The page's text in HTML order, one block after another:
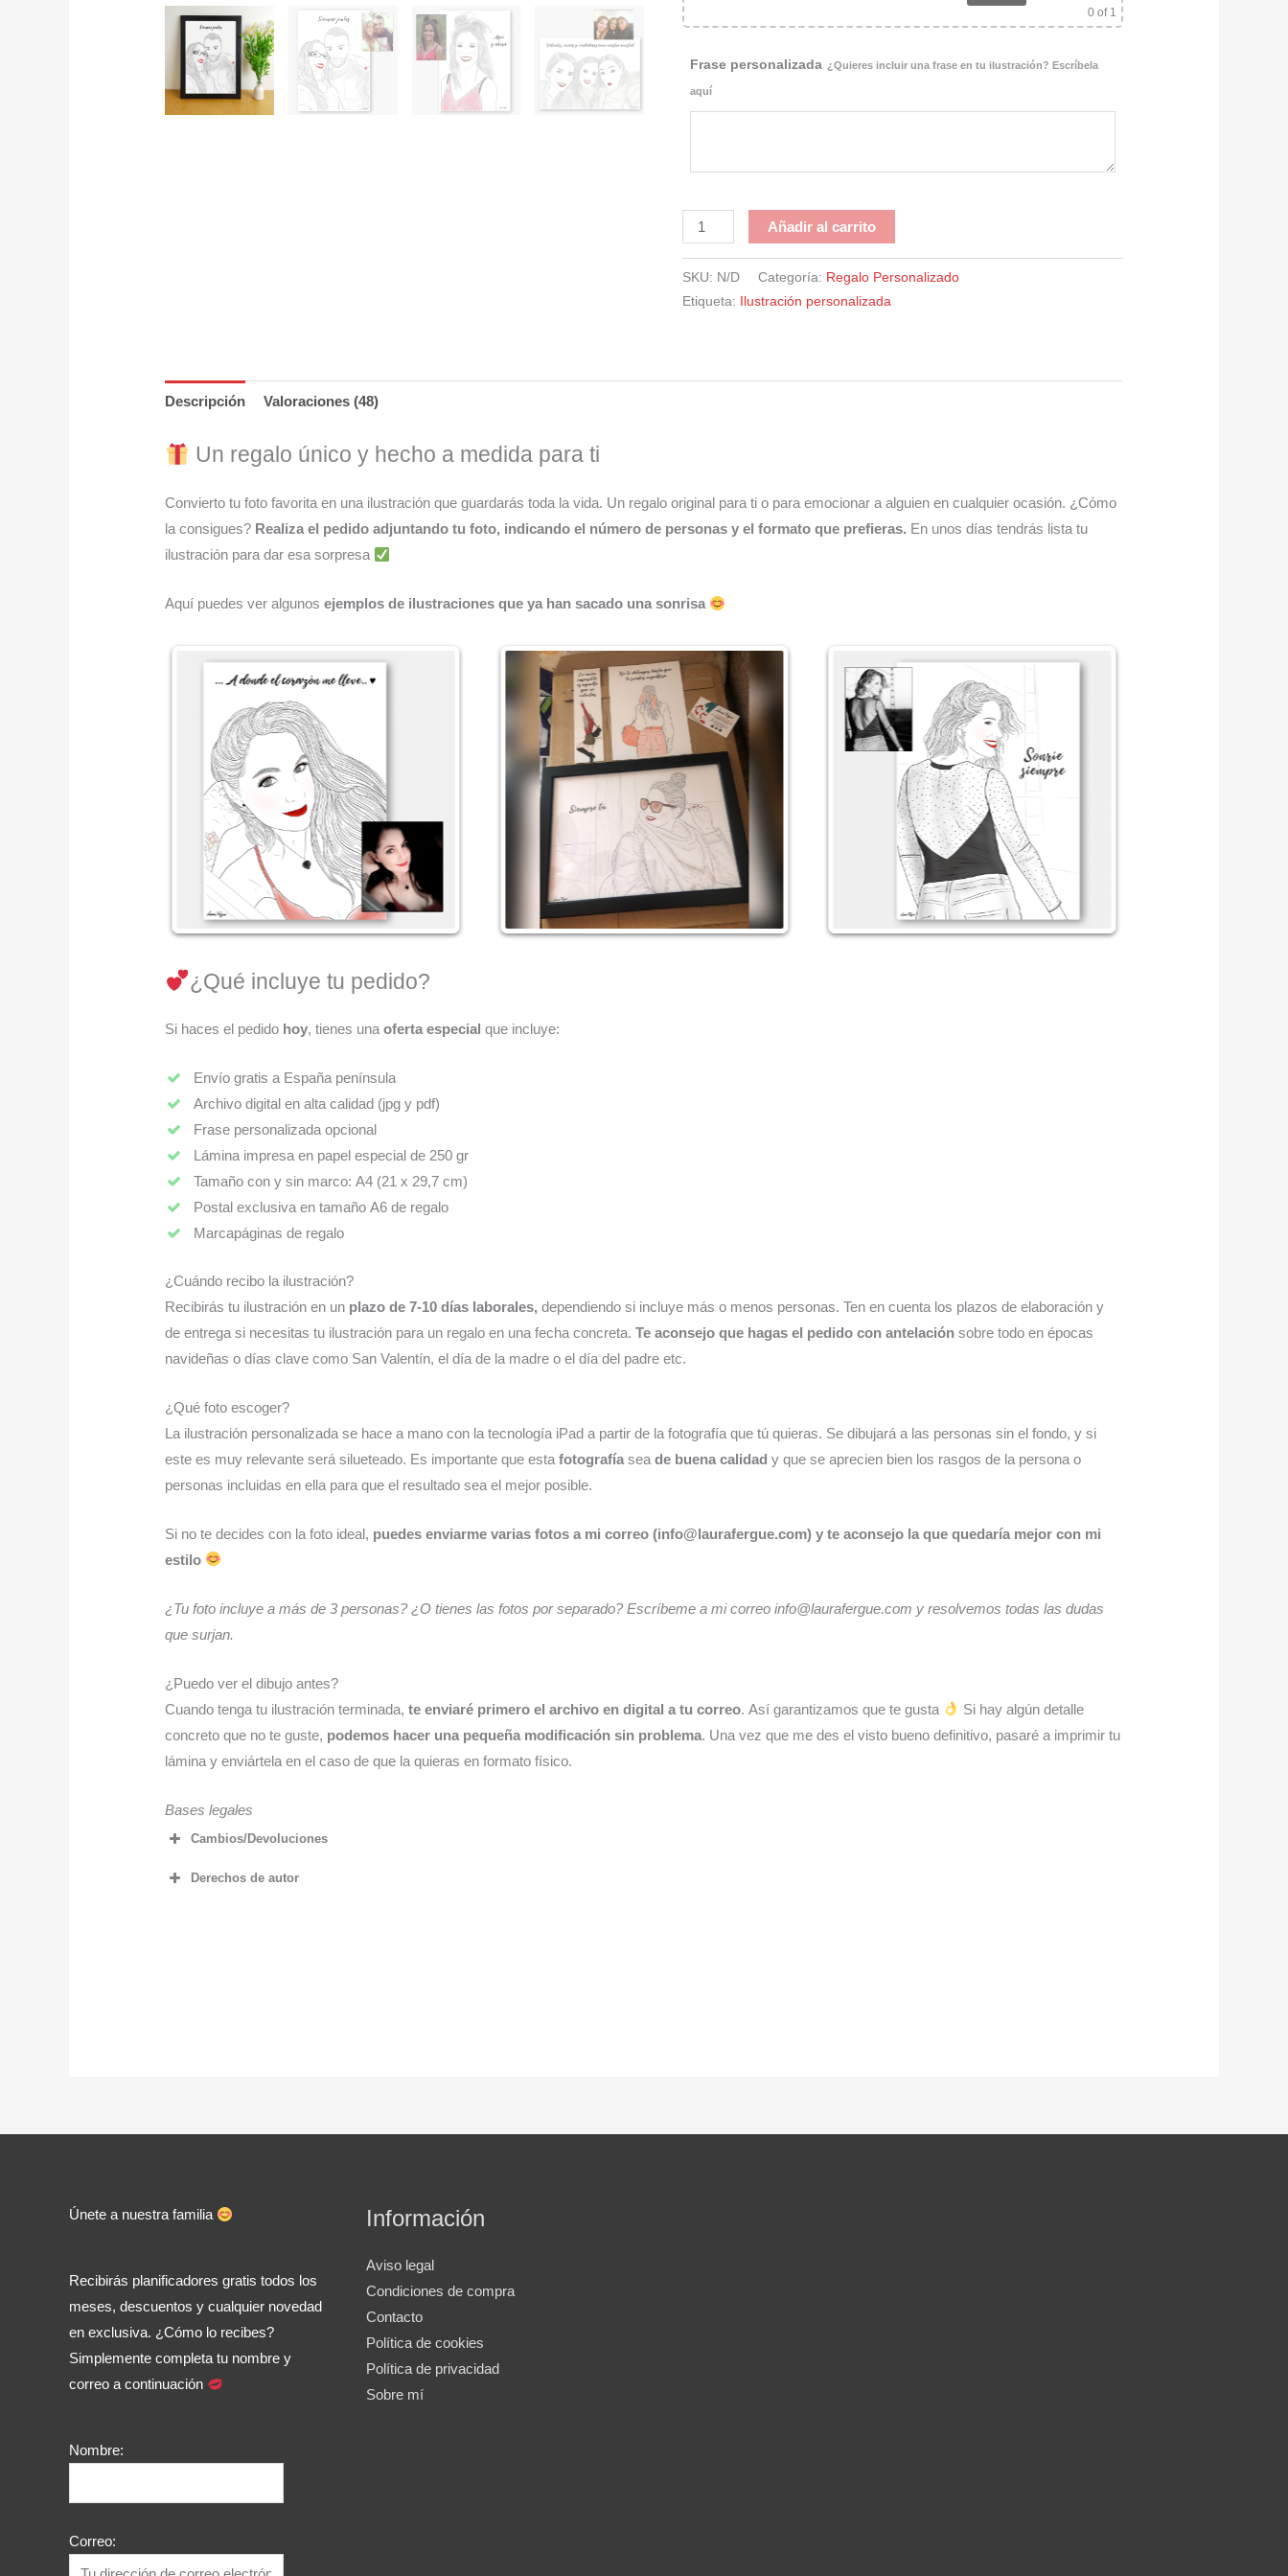
0of 1
Frase personalizada ¿Quieres incluir una frase en tu ilustración? Escríbela
aquí
Ilustración
personalizada
cantidad
Añadir al carrito
SKU: N/D Categoría: Regalo Personalizado
Etiqueta: Ilustración personalizada
Descripción Valoraciones (48)
Un regalo único y hecho a medida para ti
Convierto tu foto favorita en una ilustración que guardarás toda la vida. Un regalo original para ti o para emocionar a alguien en cualquier ocasión. ¿Cómo
la consigues? Realiza el pedido adjuntando tu foto, indicando el número de personas y el formato que prefieras. En unos días tendrás lista tu
ilustración para dar esa sorpresa
Aquí puedes ver algunosejemplos de ilustraciones que ya han sacado una sonrisa
¿Qué incluye tu pedido?
Si haces el pedido hoy, tienes unaoferta especial que incluye:
Envío gratis a España península
Archivo digital en alta calidad (jpg y pdf)
Frase personalizada opcional
Lámina impresa en papel especial de 250 gr
Tamaño con y sin marco: A4 (21 x 29,7 cm)
Postal exclusiva en tamaño A6 de regalo
Marcapáginas de regalo
¿Cuándo recibo la ilustración?
Recibirás tu ilustración en un plazo de 7-10 días laborales,dependiendo si incluye más o menos personas. Ten en cuenta los plazos de elaboración y
de entrega si necesitas tu ilustración para un regalo en una fecha concreta.Te aconsejo que hagas el pedido con antelación sobre todo en épocas
navideñas o días clave como San Valentín, el día de la madre o el día del padre etc.
¿Qué foto escoger?
La ilustración personalizada se hace a mano con la tecnología iPad a partir de la fotografía que tú quieras. Se dibujará a las personas sin el fondo, y si
este es muy relevante será silueteado. Es importante que estafotografía seade buena calidad y que se aprecien bien los rasgos de la persona o
personas incluidas en ella para que el resultado sea el mejor posible.
Si no te decides con la foto ideal, puedes enviarme varias fotos a mi correo (info@laurafergue.com) y te aconsejo la que quedaría mejor con mi
estilo
¿Tu foto incluye a más de 3 personas? ¿O tienes las fotos por separado? Escríbeme a mi correo info@laurafergue.com y resolvemos todas las dudas
que surjan.
¿Puedo ver el dibujo antes?
Cuando tenga tu ilustración terminada,te enviaré primero el archivo en digital a tu correo. Así garantizamos que te gusta
Si hay algún detalle
concreto que no te guste, podemos hacer una pequeña modificación sin problema. Una vez que me des el visto bueno definitivo, pasaré a imprimir tu
lámina y enviártela en el caso de que la quieras en formato físico.
Bases legales
Cambios/Devoluciones
Derechos de autor
Únete a nuestra familia
Recibirás planificadores gratis todos los
meses, descuentos y cualquier novedad
en exclusiva. ¿Cómo lo recibes?
Simplemente completa tu nombre y
correo a continuación
Nombre:
Correo:
Información
Aviso legal
Condiciones de compra
Contacto
Política de cookies
Política de privacidad
Sobre mí